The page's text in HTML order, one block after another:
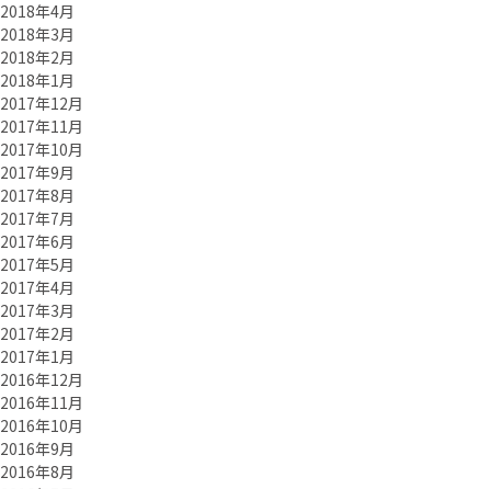
2018年4月
2018年3月
2018年2月
2018年1月
2017年12月
2017年11月
2017年10月
2017年9月
2017年8月
2017年7月
2017年6月
2017年5月
2017年4月
2017年3月
2017年2月
2017年1月
2016年12月
2016年11月
2016年10月
2016年9月
2016年8月